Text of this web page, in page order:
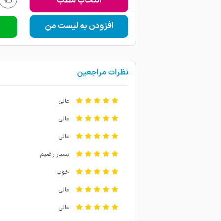
افزودن به لیست من
نظرات مراجعین
عالی
عالی
عالی
بسیار راضیم
خوب
عالی
عالی